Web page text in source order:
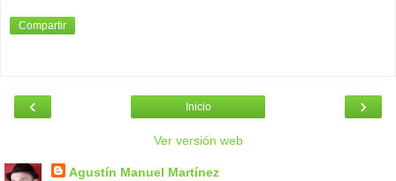
Compartir
‹ ›
Inicio
Ver versión web
Agustín Manuel Martínez